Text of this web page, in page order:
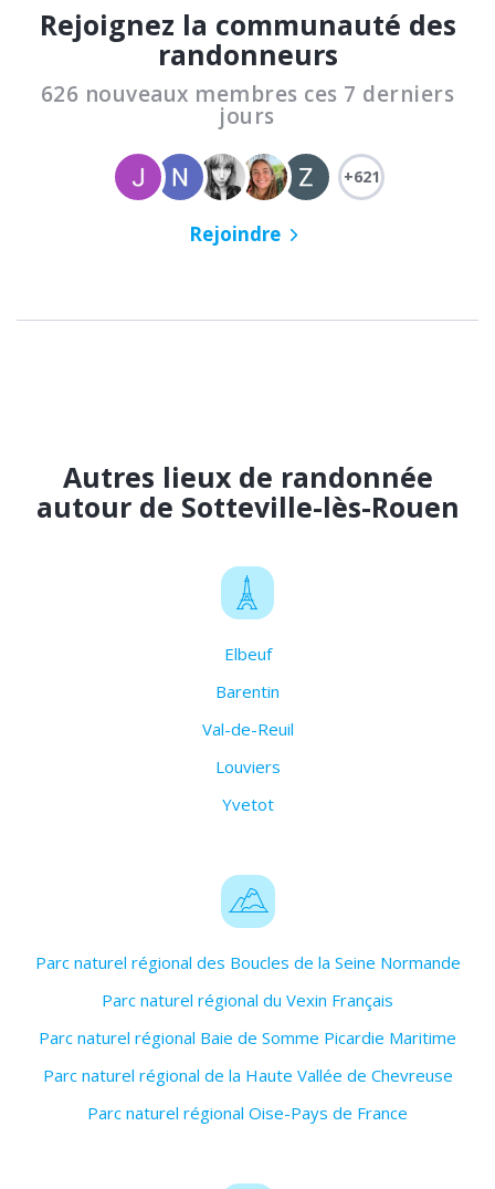
Rejoignez la communauté des
randonneurs
626 nouveaux membres ces 7 derniers
jours
+621
Rejoindre
Autres lieux de randonnée
autour de Sotteville-lès-Rouen
Elbeuf
Barentin
Val-de-Reuil
Louviers
Yvetot
Parc naturel régional des Boucles de la Seine Normande
Parc naturel régional du Vexin Français
Parc naturel régional Baie de Somme Picardie Maritime
Parc naturel régional de la Haute Vallée de Chevreuse
Parc naturel régional Oise-Pays de France